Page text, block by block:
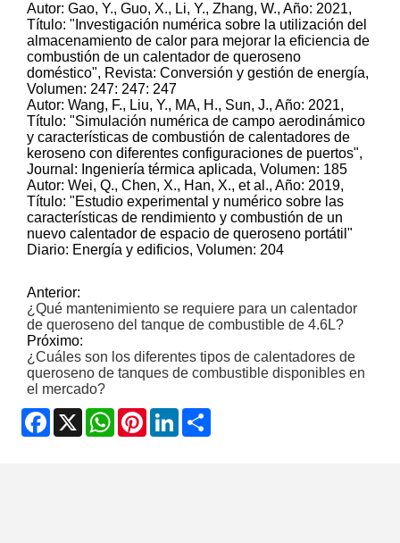
Autor: Gao, Y., Guo, X., Li, Y., Zhang, W., Año: 2021,
Título: "Investigación numérica sobre la utilización del
almacenamiento de calor para mejorar la eficiencia de
combustión de un calentador de queroseno
doméstico", Revista: Conversión y gestión de energía,
Volumen: 247: 247: 247
Autor: Wang, F., Liu, Y., MA, H., Sun, J., Año: 2021,
Título: "Simulación numérica de campo aerodinámico
y características de combustión de calentadores de
keroseno con diferentes configuraciones de puertos",
Journal: Ingeniería térmica aplicada, Volumen: 185
Autor: Wei, Q., Chen, X., Han, X., et al., Año: 2019,
Título: "Estudio experimental y numérico sobre las
características de rendimiento y combustión de un
nuevo calentador de espacio de queroseno portátil"
Diario: Energía y edificios, Volumen: 204
Anterior:
¿Qué mantenimiento se requiere para un calentador
de queroseno del tanque de combustible de 4.6L?
Próximo:
¿Cuáles son los diferentes tipos de calentadores de
queroseno de tanques de combustible disponibles en
el mercado?
Facebook
X WhatsApp
PinterestLinkedIn